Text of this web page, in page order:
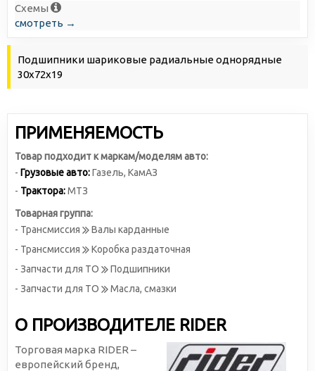
Схемы
смотреть →
Подшипники шариковые радиальные однорядные
30х72х19
ПРИМЕНЯЕМОСТЬ
Товар подходит к маркам/моделям авто:
- Грузовые авто:Газель, КамАЗ
- Трактора:МТЗ
Товарная группа:
- Трансмиссия
Валы карданные
- Трансмиссия
Коробка раздаточная
- Запчасти для ТО
Подшипники
- Запчасти для ТО
Масла, смазки
О ПРОИЗВОДИТЕЛЕ RIDER
Торговая марка RIDER –
европейский бренд,